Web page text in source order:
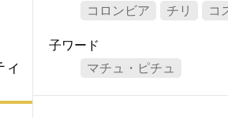
ィ
コロンビア
チリ コ
子ワード
マチュ・ピチュ